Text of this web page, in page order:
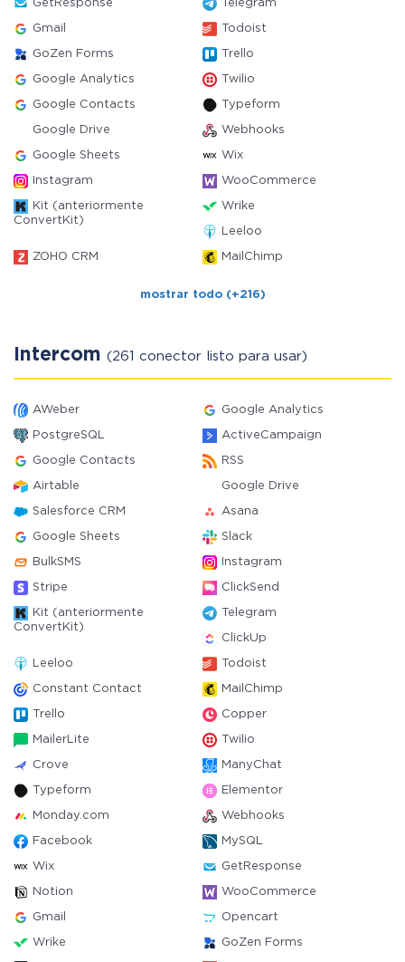
GetResponse Telegram
Gmail Todoist
GoZen Forms Trello
Google Analytics Twilio
Google Contacts Typeform
Google Drive Webhooks
Google Sheets Wix
Instagram WooCommerce
Kit (anteriormente
ConvertKit)
Wrike
Leeloo
ZOHO CRM MailChimp
mostrar todo (+216)
Intercom (261 conector listo para usar)
AWeber Google Analytics
PostgreSQL ActiveCampaign
Google Contacts RSS
Airtable Google Drive
Salesforce CRM Asana
Google Sheets Slack
BulkSMS Instagram
Stripe ClickSend
Kit (anteriormente
ConvertKit)
Telegram
ClickUp
Leeloo Todoist
Constant Contact MailChimp
Trello Copper
MailerLite Twilio
Crove ManyChat
Typeform Elementor
Monday.com Webhooks
Facebook MySQL
Wix GetResponse
Notion WooCommerce
Gmail Opencart
Wrike GoZen Forms